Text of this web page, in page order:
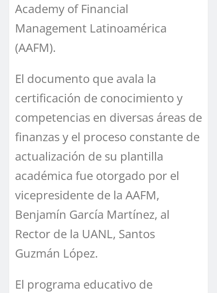
Academy of Financial
Management Latinoamérica
(AAFM).
El documento que avala la
certificación de conocimiento y
competencias en diversas áreas de
finanzas y el proceso constante de
actualización de su plantilla
académica fue otorgado por el
vicepresidente de la AAFM,
Benjamín García Martínez, al
Rector de la UANL, Santos
Guzmán López.
El programa educativo de